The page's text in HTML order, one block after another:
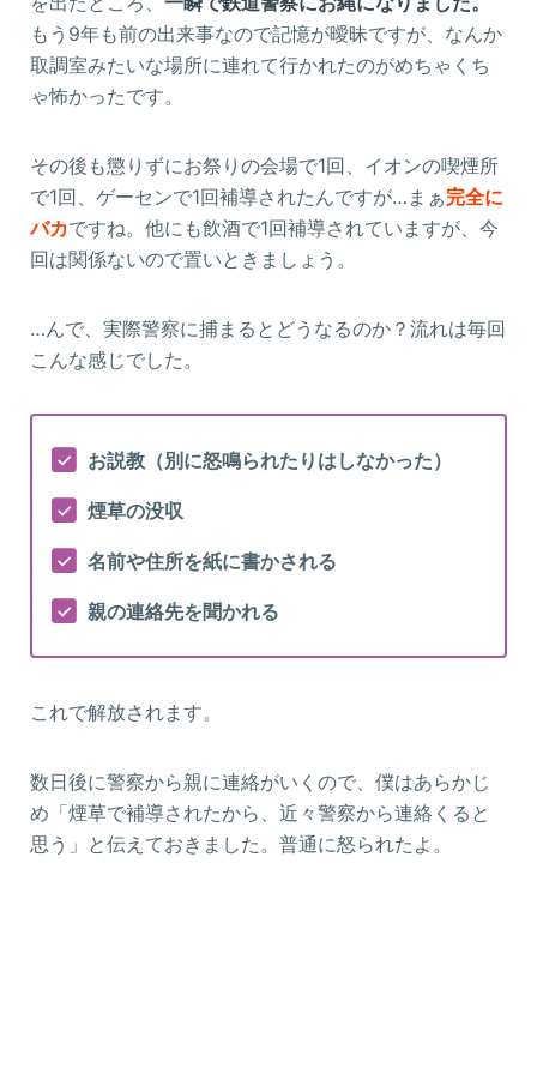
もう9年も前の出来事なので記憶が曖昧ですが、なんか
取調室みたいな場所に連れて行かれたのがめちゃくち
ゃ怖かったです。
その後も懲りずにお祭りの会場で1回、イオンの喫煙所
で1回、ゲーセンで1回補導されたんですが…まぁ完全に
バカですね。他にも飲酒で1回補導されていますが、今
回は関係ないので置いときましょう。
…んで、実際警察に捕まるとどうなるのか？流れは毎回
こんな感じでした。
お説教（別に怒鳴られたりはしなかった）
煙草の没収
名前や住所を紙に書かされる
親の連絡先を聞かれる
これで解放されます。
数日後に警察から親に連絡がいくので、僕はあらかじ
め「煙草で補導されたから、近々警察から連絡くると
思う」と伝えておきました。普通に怒られたよ。